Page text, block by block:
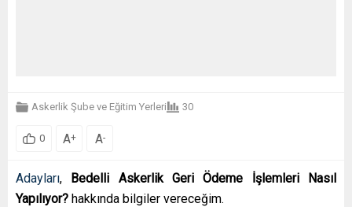
Askerlik Şube ve Eğitim Yerleri 30
0 A+ A-
Adayları, Bedelli Askerlik Geri Ödeme İşlemleri Nasıl
Yapılıyor? hakkında bilgiler vereceğim.